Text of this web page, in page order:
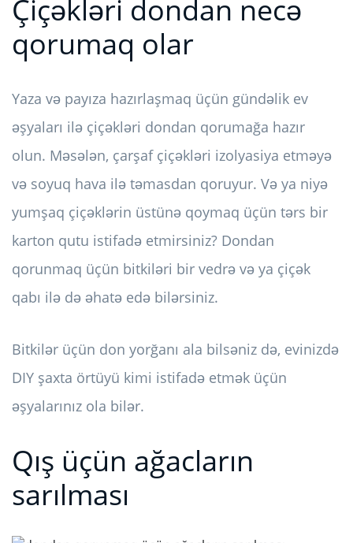
Çiçəkləri dondan necə
qorumaq olar
Yaza və payıza hazırlaşmaq üçün gündəlik ev
əşyaları ilə çiçəkləri dondan qorumağa hazır
olun. Məsələn, çarşaf çiçəkləri izolyasiya etməyə
və soyuq hava ilə təmasdan qoruyur. Və ya niyə
yumşaq çiçəklərin üstünə qoymaq üçün tərs bir
karton qutu istifadə etmirsiniz? Dondan
qorunmaq üçün bitkiləri bir vedrə və ya çiçək
qabı ilə də əhatə edə bilərsiniz.
Bitkilər üçün don yorğanı ala bilsəniz də, evinizdə
DIY şaxta örtüyü kimi istifadə etmək üçün
əşyalarınız ola bilər.
Qış üçün ağacların
sarılması